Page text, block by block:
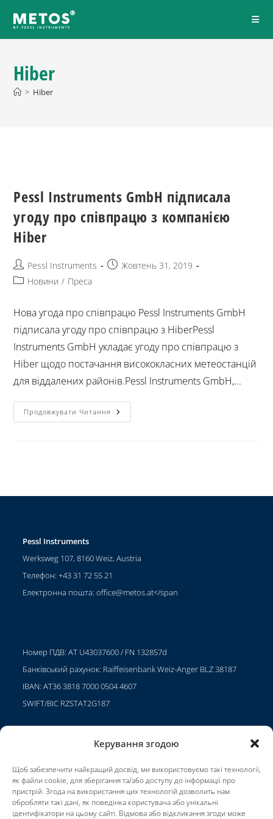
Керування згодою
Щоб забезпечити найкращий досвід, ми використовуємо такі технології,
як файли cookie, для зберігання та/або доступу до інформації про
пристрій. Згода на використання цих технологій дозволить нам
обробляти такі дані, як поведінка користувача або унікальні
ідентифікатори на цьому сайті. Відмова або відкликання згоди може
Hiber
> Hiber
Pessl Instruments GmbH підписала
угоду про співпрацю з компанією
Hiber
Pessl Instruments
Жовтень 31, 2019
Новини / Преса
Нова угода про співпрацю Pessl Instruments GmbH
підписала угоду про співпрацю з HiberPessl
Instruments GmbH укладає угоду про співпрацю з
Hiber щодо постачання висококласних метеостанцій
для віддалених районів.Pessl Instruments GmbH,...
Продовжувати Читання
Pessl Instruments
Werksweg 107, 8160 Weiz, Austria
Телефон: +43 31 72 55 21
Електронна пошта:office@metos.at</span
Номер ПДВ: AT U43037600 / FN 132857d
Банківський рахунок: Raiffeisenbank Weiz-Anger BLZ 38187
IBAN: AT36 3818 7000 0504 4607
SWIFT/BIC RZSTAT2G187
Кар'єра
Умови використання
Impressum